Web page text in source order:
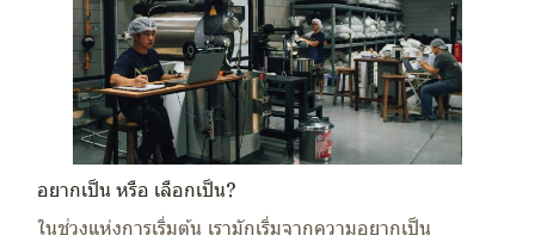
อยากเป็น หรือ เลือกเป็น?
ในช่วงแห่งการเริ่มต้น เรามักเริ่มจากความอยากเป็น